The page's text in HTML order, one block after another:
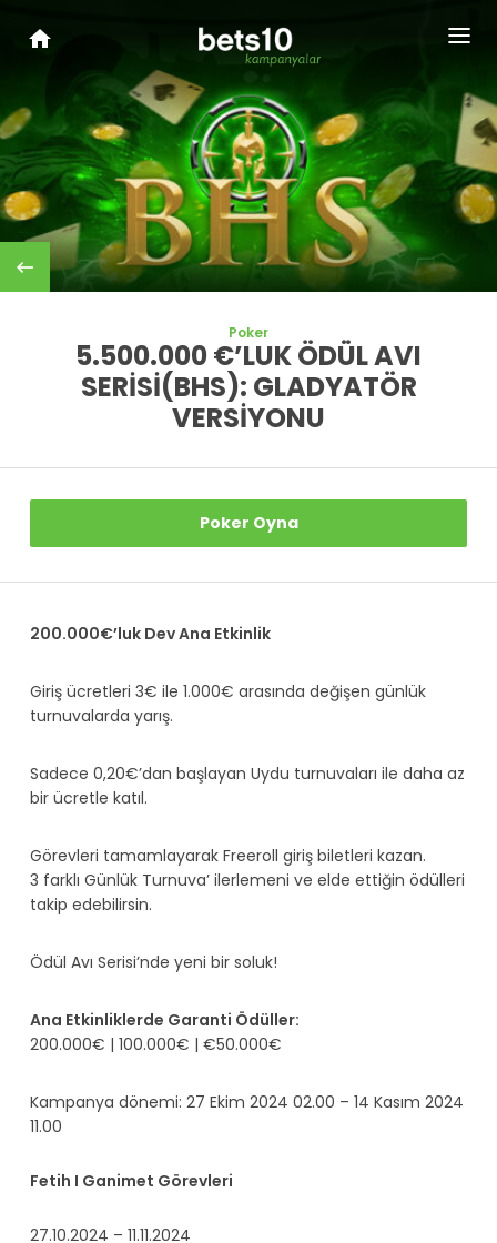
5.500.000 €’LUK ÖDÜL AVI
SERİSİ(BHS): GLADYATÖR
VERSİYONU
Poker
Poker Oyna
200.000€’luk Dev Ana Etkinlik
Giriş ücretleri 3€ ile 1.000€ arasında değişen günlük
turnuvalarda yarış.
Sadece 0,20€’dan başlayan Uydu turnuvaları ile daha az
bir ücretle katıl.
Görevleri tamamlayarak Freeroll giriş biletleri kazan.
3 farklı Günlük Turnuva’ ilerlemeni ve elde ettiğin ödülleri
takip edebilirsin.
Ödül Avı Serisi’nde yeni bir soluk!
Ana Etkinliklerde Garanti Ödüller:
200.000€ | 100.000€ | €50.000€
Kampanya dönemi: 27 Ekim 2024 02.00 – 14 Kasım 2024
11.00
Fetih I Ganimet Görevleri
27.10.2024 – 11.11.2024